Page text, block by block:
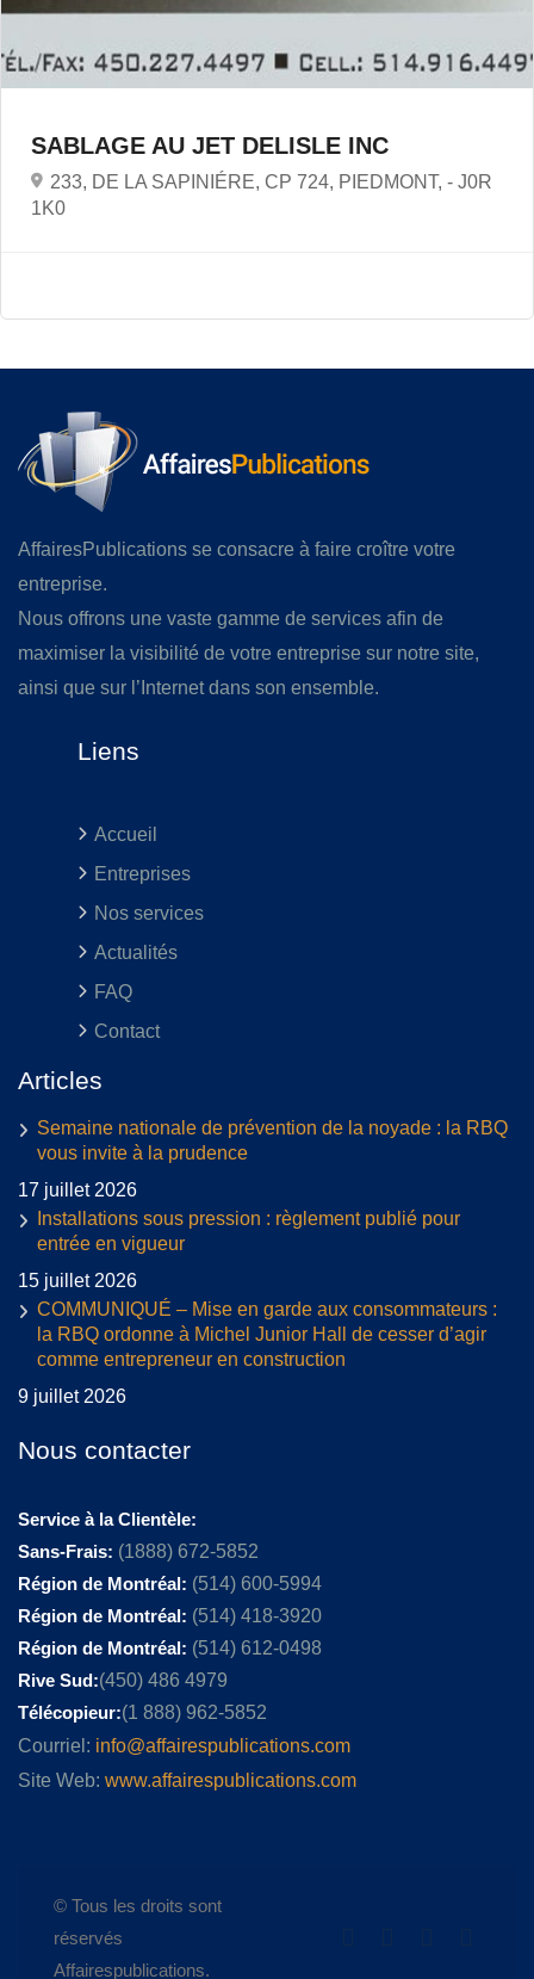
SABLAGE AU JET DELISLE INC
233, DE LA SAPINIÉRE, CP 724, PIEDMONT, - J0R
1K0
AffairesPublications se consacre à faire croître votre
entreprise.
Nous offrons une vaste gamme de services afin de
maximiser la visibilité de votre entreprise sur notre site,
ainsi que sur l’Internet dans son ensemble.
Liens
Accueil
Entreprises
Nos services
Actualités
FAQ
Contact
Articles
Semaine nationale de prévention de la noyade : la RBQ
vous invite à la prudence
17 juillet 2026
Installations sous pression : règlement publié pour
entrée en vigueur
15 juillet 2026
COMMUNIQUÉ – Mise en garde aux consommateurs :
la RBQ ordonne à Michel Junior Hall de cesser d’agir
comme entrepreneur en construction
9 juillet 2026
Nous contacter
Service à la Clientèle:
Sans-Frais: (1888) 672-5852
Région de Montréal: (514) 600-5994
Région de Montréal: (514) 418-3920
Région de Montréal: (514) 612-0498
Rive Sud:(450) 486 4979
Télécopieur:(1 888) 962-5852
Courriel: info@affairespublications.com
Site Web: www.affairespublications.com
© Tous les droits sont
réservés
Affairespublications.